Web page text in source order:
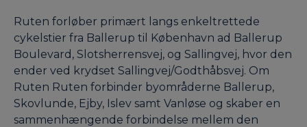
Ruten forløber primært langs enkeltrettede
cykelstier fra Ballerup til København ad Ballerup
Boulevard, Slotsherrensvej, og Sallingvej, hvor den
ender ved krydset Sallingvej/Godthåbsvej. Om
Ruten Ruten forbinder byområderne Ballerup,
Skovlunde, Ejby, Islev samt Vanløse og skaber en
sammenhængende forbindelse mellem den